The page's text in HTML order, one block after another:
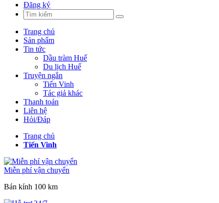
Đăng ký
Trang chủ
Sản phẩm
Tin tức
Dầu tràm Huế
Du lịch Huế
Truyện ngắn
Tiến Vinh
Tác giả khác
Thanh toán
Liên hệ
Hỏi/Đáp
Trang chủ
Tiến Vinh
Miễn phí vận chuyển
Bán kính 100 km